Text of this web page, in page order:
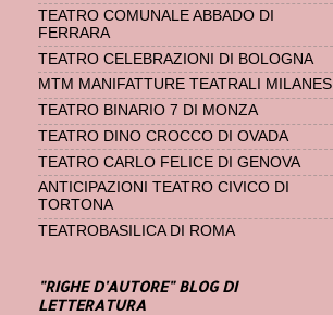
TEATRO COMUNALE ABBADO DI
FERRARA
TEATRO CELEBRAZIONI DI BOLOGNA
MTM MANIFATTURE TEATRALI MILANESI
TEATRO BINARIO 7 DI MONZA
TEATRO DINO CROCCO DI OVADA
TEATRO CARLO FELICE DI GENOVA
ANTICIPAZIONI TEATRO CIVICO DI
TORTONA
TEATROBASILICA DI ROMA
"RIGHE D'AUTORE" BLOG DI
LETTERATURA